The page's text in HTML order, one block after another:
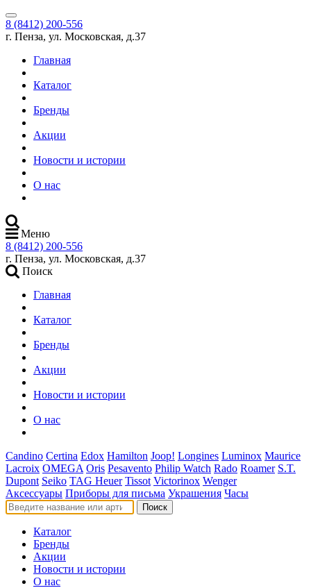
8 (8412) 200-556
г. Пенза, ул. Московская, д.37
Главная
Каталог
Бренды
Акции
Новости и истории
О нас
Меню
8 (8412) 200-556
г. Пенза, ул. Московская, д.37
Поиск
Главная
Каталог
Бренды
Акции
Новости и истории
О нас
Candino Certina Edox Hamilton Joop! Longines Luminox Maurice
Lacroix OMEGA Oris Pesavento Philip Watch Rado Roamer S.T.
Dupont Seiko TAG Heuer Tissot Victorinox Wenger
Аксессуары Приборы для письма Украшения Часы
Поиск
Каталог
Бренды
Акции
Новости и истории
О нас